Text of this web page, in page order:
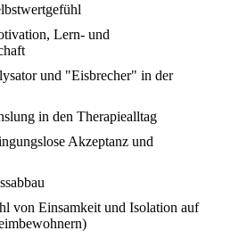
Lern- und
und "Eisbrecher" in der
in den Therapiealltag
Akzeptanz und
von Einsamkeit und Isolation auf